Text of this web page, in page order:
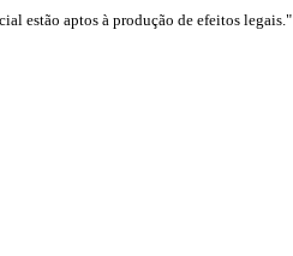
estão aptos à produção de efeitos legais."